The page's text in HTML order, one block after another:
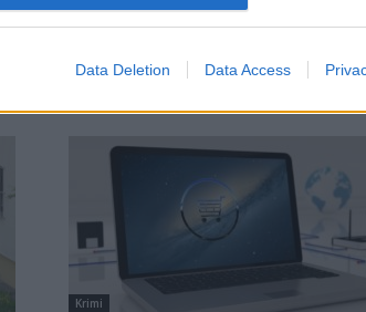
Data Deletion Data Access
Sedlčansku. K dopravní nehodě došlo v
Krimi